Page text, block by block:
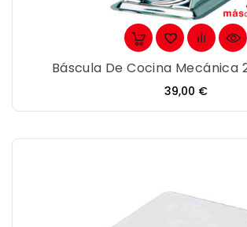
Báscula De Cocina Mecánica
Precio
39,00 €